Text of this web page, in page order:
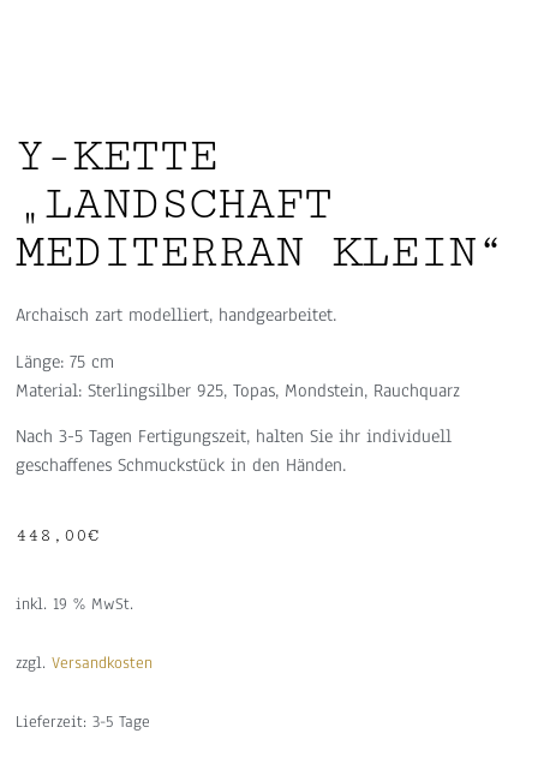
Y-KETTE
„LANDSCHAFT
MEDITERRAN KLEIN“
Archaisch zart modelliert, handgearbeitet.
Länge: 75 cm
Material: Sterlingsilber 925, Topas, Mondstein, Rauchquarz
Nach 3-5 Tagen Fertigungszeit, halten Sie ihr individuell
geschaffenes Schmuckstück in den Händen.
448,00€
inkl. 19 % MwSt.
zzgl.Versandkosten
Lieferzeit:3-5 Tage